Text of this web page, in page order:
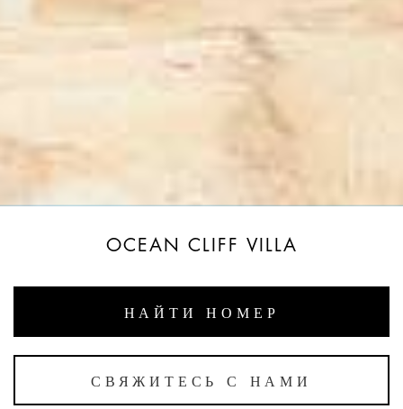
OCEAN CLIFF VILLA
НАЙТИ НОМЕР
СВЯЖИТЕСЬ С НАМИ